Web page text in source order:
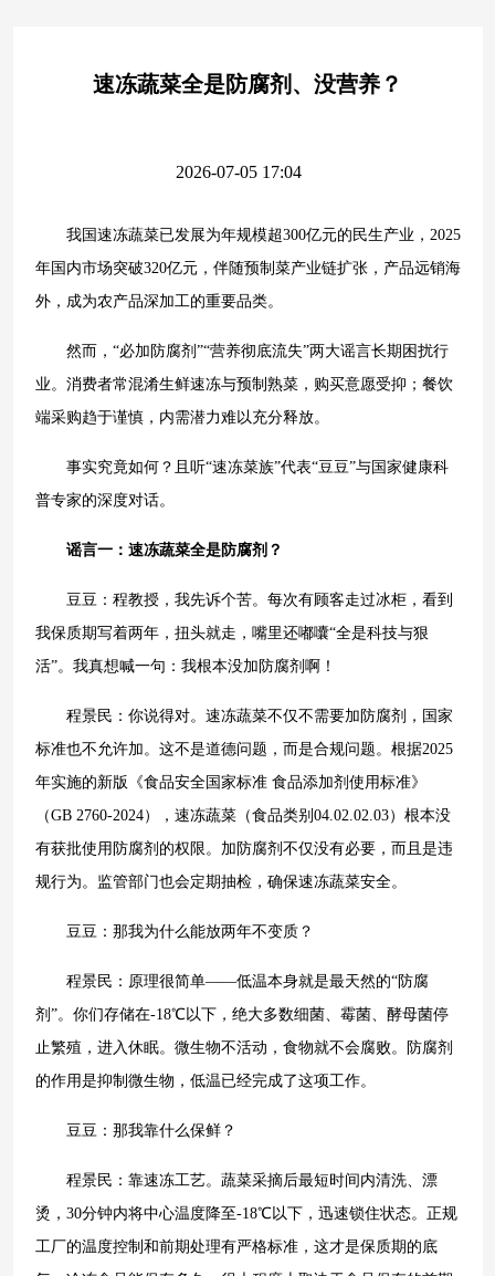
速冻蔬菜全是防腐剂、没营养？
2026-07-05 17:04
我国速冻蔬菜已发展为年规模超300亿元的民生产业，2025
年国内市场突破320亿元，伴随预制菜产业链扩张，产品远销海
外，成为农产品深加工的重要品类。
然而，“必加防腐剂”“营养彻底流失”两大谣言长期困扰行
业。消费者常混淆生鲜速冻与预制熟菜，购买意愿受抑；餐饮
端采购趋于谨慎，内需潜力难以充分释放。
事实究竟如何？且听“速冻菜族”代表“豆豆”与国家健康科
普专家的深度对话。
谣言一：速冻蔬菜全是防腐剂？
豆豆：程教授，我先诉个苦。每次有顾客走过冰柜，看到
我保质期写着两年，扭头就走，嘴里还嘟囔“全是科技与狠
活”。我真想喊一句：我根本没加防腐剂啊！
程景民：你说得对。速冻蔬菜不仅不需要加防腐剂，国家
标准也不允许加。这不是道德问题，而是合规问题。根据2025
年实施的新版《食品安全国家标准 食品添加剂使用标准》
（GB 2760-2024），速冻蔬菜（食品类别04.02.02.03）根本没
有获批使用防腐剂的权限。加防腐剂不仅没有必要，而且是违
规行为。监管部门也会定期抽检，确保速冻蔬菜安全。
豆豆：那我为什么能放两年不变质？
程景民：原理很简单——低温本身就是最天然的“防腐
剂”。你们存储在-18℃以下，绝大多数细菌、霉菌、酵母菌停
止繁殖，进入休眠。微生物不活动，食物就不会腐败。防腐剂
的作用是抑制微生物，低温已经完成了这项工作。
豆豆：那我靠什么保鲜？
程景民：靠速冻工艺。蔬菜采摘后最短时间内清洗、漂
烫，30分钟内将中心温度降至-18℃以下，迅速锁住状态。正规
工厂的温度控制和前期处理有严格标准，这才是保质期的底